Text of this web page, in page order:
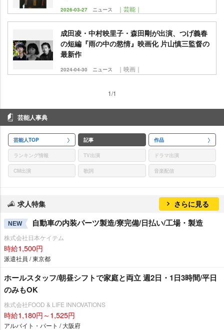
2026-03-27 ニュース ｜芸能｜
成田凌・中村映里子・森田剛が出演、つげ義春
の短編『雨の中の慾情』映画化 片山慎三監督の
最新作
2024-04-30 ニュース ｜映画｜
1/1
芸能人事典
芸能人TOP 記事 作品
ランキング情報 TV出演 ドラマ出演
CM出演 歌詞 音楽配信
求人特集 さらに見る
NEW 自動車の内装パーツ製造/寮完備/日払い/工場・製造
株式会社日本ケイテム
時給1,500円
派遣社員 / 東京都
ホールスタッフ/朝昼シフトで家庭と両立 週2日・1日3時間/平日
のみもOK
株式会社FOOD & LIFE INNOVATIONS
時給1,180円～1,525円
アルバイト・パート / 大阪府